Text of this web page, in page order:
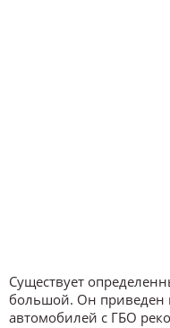
Существует
большой. Он приведен
автомобилей с ГБО